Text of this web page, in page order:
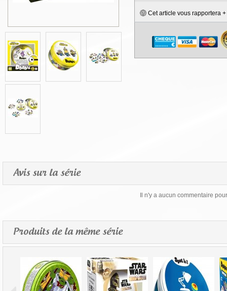
Cet article vous rapportera +
Avis sur la série
Il n'y a aucun commentaire
Produits de la même série